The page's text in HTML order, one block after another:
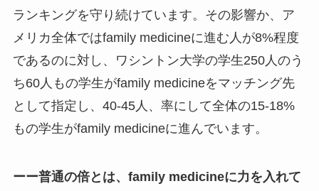
ランキングを守り続けています。その影響か、ア
メリカ全体ではfamily medicineに進む人が8%程度
であるのに対し、ワシントン大学の学生250人のう
ち60人もの学生がfamily medicineをマッチング先
として指定し、40-45人、率にして全体の15-18%
もの学生がfamily medicineに進んでいます。
ーー普通の倍とは、 family medicineに力を入れて